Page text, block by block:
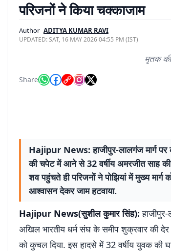
परिजनों ने किया चक्काजाम
Author ADITYA KUMAR RAVI
UPDATED:SAT, 16 MAY 2026 04:55 PM (IST)
मृतक
Share
Hajipur News: हाजीपुर-लालगंज मार्ग पर
की चपेट में आने से 32 वर्षीय अमरजीत साह की
शव पहुंचते ही परिजनों ने पोझियां में मुख्य
आश्वासन देकर जाम हटवाया.
Hajipur News(सुशील कुमार सिंह):
अखिल भारतीय धर्म संघ के समीप शुक्रवार की
को कुचल दिया. इस हादसे में 32 वर्षीय युवक की